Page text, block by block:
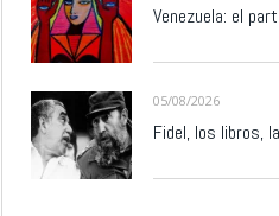
Venezuela: el
05/08/2026
Fidel, los libros,